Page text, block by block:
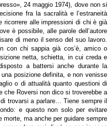
24 maggio 1974), dove non si
fra la sacralità e l’estraneità
ricorrere alle impressioni di chi è già
è possibile, alle parole dell’autore
di meno il senso del suo lavoro.
con chi sappia già cos’è, amico o
netta, schietta, in cui creda e
a battersi anche durante la
posizione definita, e non venisse
o di attualità quanto questioni di
che Roversi non dico si troverebbe a
trovarsi a parlare… Tiene sempre il
e questo non solo per evitare
ma anche per guidare sempre